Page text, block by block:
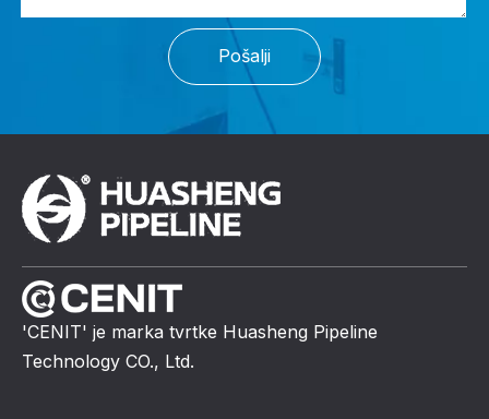
Pošalji
'CENIT' je marka tvrtke Huasheng Pipeline
Technology CO., Ltd.